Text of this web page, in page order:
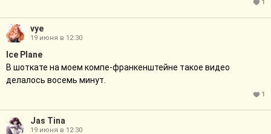
1
vye
19 июня в 12:30
Ice Plane
В шоткате на моем компе-франкенштейне такое видео
делалось восемь минут.
1
Jas Tina
19 июня в 12:30